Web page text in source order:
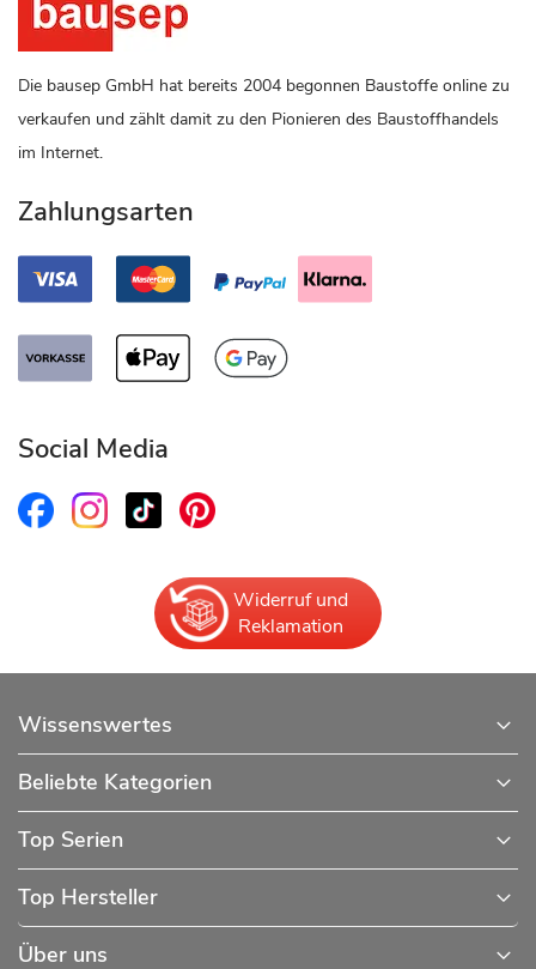
Die bausep GmbH hat bereits 2004 begonnen Baustoffe online zu
verkaufen und zählt damit zu den Pionieren des Baustoffhandels
im Internet.
Zahlungsarten
Social Media
Widerruf und
Reklamation
Wissenswertes
Beliebte Kategorien
Top Serien
Top Hersteller
Über uns